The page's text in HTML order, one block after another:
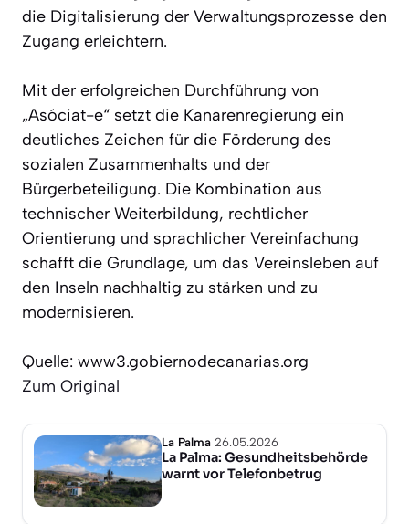
die Digitalisierung der Verwaltungsprozesse den
Zugang erleichtern.
Mit der erfolgreichen Durchführung von
„Asóciat-e“ setzt die Kanarenregierung ein
deutliches Zeichen für die Förderung des
sozialen Zusammenhalts und der
Bürgerbeteiligung. Die Kombination aus
technischer Weiterbildung, rechtlicher
Orientierung und sprachlicher Vereinfachung
schafft die Grundlage, um das Vereinsleben auf
den Inseln nachhaltig zu stärken und zu
modernisieren.
Quelle: www3.gobiernodecanarias.org
Zum Original
La Palma 26.05.2026
La Palma: Gesundheitsbehörde
warnt vor Telefonbetrug